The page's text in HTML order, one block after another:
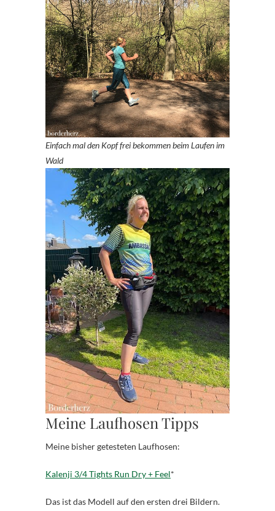
Einfach mal den Kopf frei bekommen beim Laufen im
Wald
Meine Laufhosen Tipps
Meine bisher getesteten Laufhosen:
Kalenji 3/4 Tights Run Dry + Feel*
Das ist das Modell auf den ersten drei Bildern.